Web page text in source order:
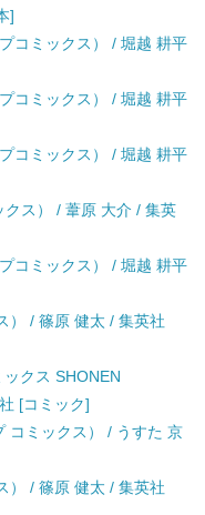
]
コミックス） / 堀越 耕平
コミックス） / 堀越 耕平
コミックス） / 堀越 耕平
ス） / 葦原 大介 / 集英
コミックス） / 堀越 耕平
） / 篠原 健太 / 集英社
クス SHONEN
[コミック]
コミックス） / うすた 京
） / 篠原 健太 / 集英社